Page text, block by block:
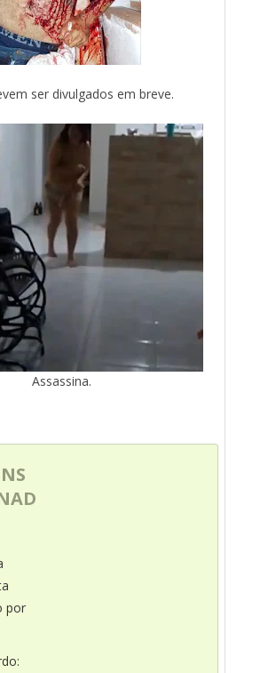
ser divulgados em breve.
Assassina.
por